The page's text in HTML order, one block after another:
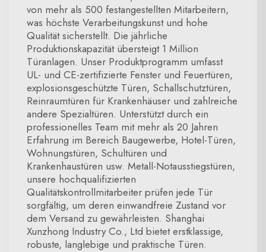
von mehr als 500 festangestellten Mitarbeitern,
was höchste Verarbeitungskunst und hohe
Qualität sicherstellt. Die jährliche
Produktionskapazität übersteigt 1 Million
Türanlagen. Unser Produktprogramm umfasst
UL- und CE-zertifizierte Fenster und Feuertüren,
explosionsgeschützte Türen, Schallschutztüren,
Reinraumtüren für Krankenhäuser und zahlreiche
andere Spezialtüren. Unterstützt durch ein
professionelles Team mit mehr als 20 Jahren
Erfahrung im Bereich Baugewerbe, Hotel-Türen,
Wohnungstüren, Schultüren und
Krankenhaustüren usw. Metall-Notausstiegstüren,
unsere hochqualifizierten
Qualitätskontrollmitarbeiter prüfen jede Tür
sorgfältig, um deren einwandfreie Zustand vor
dem Versand zu gewährleisten. Shanghai
Xunzhong Industry Co., Ltd bietet erstklassige,
robuste, langlebige und praktische Türen.